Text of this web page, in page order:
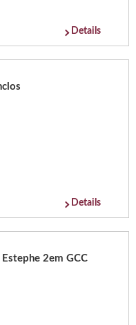
Details
Details
2em GCC